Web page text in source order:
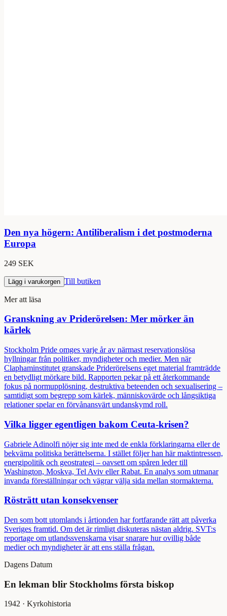
Den nya högern: Antiliberalism i det postmoderna
Europa
249 SEK
Lägg i varukorgen Till butiken
Mer att läsa
Granskning av Priderörelsen: Mer mörker än
kärlek
Stockholm Pride omges varje år av närmast reservationslösa
hyllningar från politiker, myndigheter och medier. Men när
Claphaminstitutet granskade Priderörelsens eget material framträdde
en betydligt mörkare bild. Rapporten pekar på ett återkommande
fokus på normupplösning, destruktiva beteenden och sexualisering –
samtidigt som begrepp som kärlek, människovärde och långsiktiga
relationer spelar en förvånansvärt undanskymd roll.
Vilka ligger egentligen bakom Ceuta-krisen?
Gabriele Adinolfi nöjer sig inte med de enkla förklaringarna eller de
bekväma politiska berättelserna. I stället följer han här maktintressen,
energipolitik och geostrategi – oavsett om spåren leder till
Washington, Moskva, Tel Aviv eller Rabat. En analys som utmanar
invanda föreställningar och vägrar välja sida mellan stormakterna.
Rösträtt utan konsekvenser
Den som bott utomlands i årtionden har fortfarande rätt att påverka
Sveriges framtid. Om det är rimligt diskuteras nästan aldrig. SVT:s
reportage om utlandssvenskarna visar snarare hur ovillig både
medier och myndigheter är att ens ställa frågan.
Dagens Datum
En lekman blir Stockholms första biskop
1942 · Kyrkohistoria